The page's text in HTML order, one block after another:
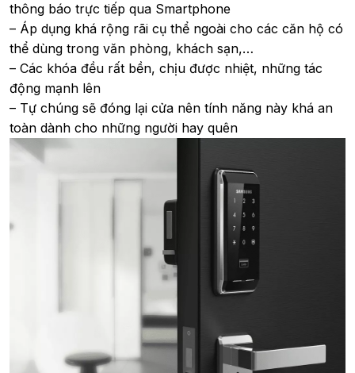
thông báo trực tiếp qua Smartphone
– Áp dụng khá rộng rãi cụ thể ngoài cho các căn hộ có
thể dùng trong văn phòng, khách sạn,…
– Các khóa đều rất bền, chịu được nhiệt, những tác
động mạnh lên
– Tự chúng sẽ đóng lại cửa nên tính năng này khá an
toàn dành cho những người hay quên